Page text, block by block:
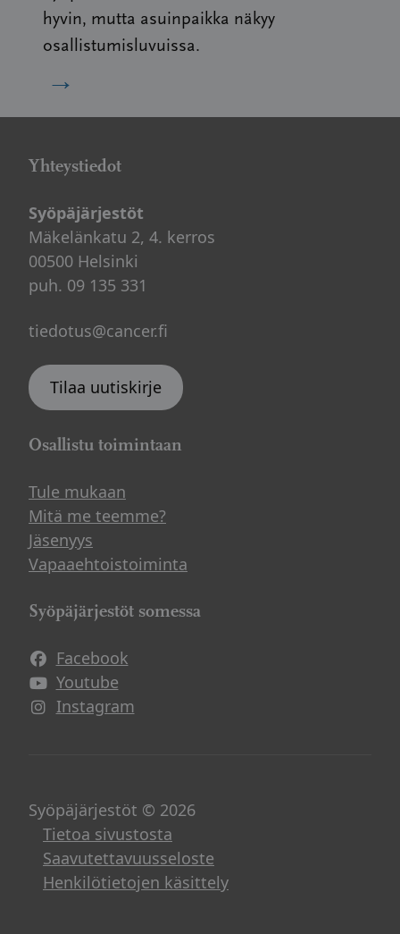
hyvin, mutta asuinpaikka näkyy
osallistumisluvuissa.
→
Yhteystiedot
Syöpäjärjestöt
Mäkelänkatu 2, 4. kerros
00500 Helsinki
puh. 09 135 331
tiedotus@cancer.fi
Tilaa uutiskirje
Osallistu toimintaan
Tule mukaan
Mitä me teemme?
Jäsenyys
Vapaaehtoistoiminta
Syöpäjärjestöt somessa
Facebook
Avautuu uuteen ikkunaan
Youtube
Avautuu uuteen ikkunaan
Instagram
Avautuu uuteen ikkunaan
Syöpäjärjestöt © 2026
Tietoa sivustosta
Saavutettavuusseloste
Henkilötietojen käsittely